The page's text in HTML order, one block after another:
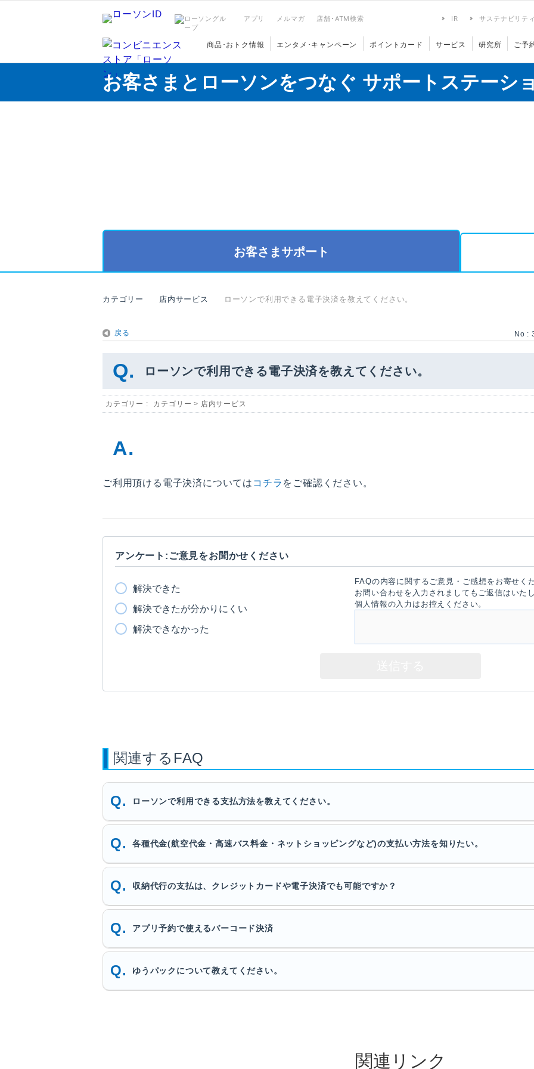
アプリ メルマガ 店舗･ATM検索 IR サステナビリティ
商品･おトク情報 エンタメ･キャンペーン ポイントカード サービス 研究所 ご予
お客さまとローソンをつなぐ サポートステーシ
お客さまサポート
カテゴリー 店内サービス ローソンで利用できる電子決済を教えてください。
戻る No :
ローソンで利用できる電子決済を教えてください。
カテゴリー : カテゴリー > 店内サービス
ご利用頂ける電子決済については コチラ をご確認ください。
アンケート:ご意見をお聞かせください
解決できた
解決できたが分かりにくい
解決できなかった
FAQの内容に関するご意見・ご感想をお寄せく
お問い合わせを入力されましてもご返信はいた
個人情報の入力はお控えください。
関連するFAQ
ローソンで利用できる支払方法を教えてください。
各種代金(航空代金・高速バス料金・ネットショッピングなど)の支払い方法を知りたい。
収納代行の支払は、クレジットカードや電子決済でも可能ですか？
アプリ予約で使えるバーコード決済
ゆうパックについて教えてください。
関連リンク